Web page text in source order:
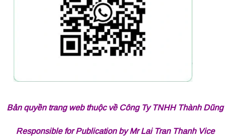
Bản quyền trang web thuộc về Công Ty TNHH Thành Dũng
Responsible for Publication by Mr Lai Tran Thanh Vice